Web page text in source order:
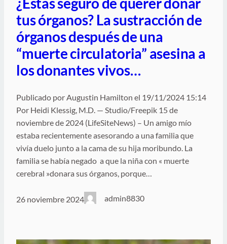
tus órganos? La sustracción de
órganos después de una
“muerte circulatoria” asesina a
los donantes vivos…
Publicado por Augustin Hamilton el 19/11/2024 15:14
Por Heidi Klessig, M.D. — Studio/Freepik 15 de
noviembre de 2024 (LifeSiteNews) – Un amigo mío
estaba recientemente asesorando a una familia que
vivía duelo junto a la cama de su hija moribundo. La
familia se había negado a que la niña con « muerte
cerebral »donara sus órganos, porque…
26 noviembre 2024 admin8830